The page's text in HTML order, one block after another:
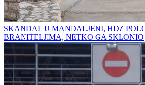
SKANDAL U MANDALJENI, HDZ
BRANITELJIMA, NETKO GA SKLONIO